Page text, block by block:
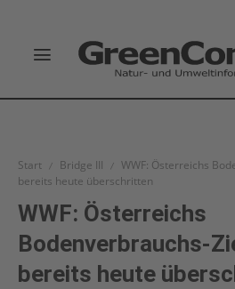
Start Bridge III
WWF: Österreichs
bereits heute überschritten
WWF: Österreichs
Bodenverbrauchs-
bereits heute